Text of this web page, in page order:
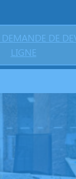
DE
LIGNE